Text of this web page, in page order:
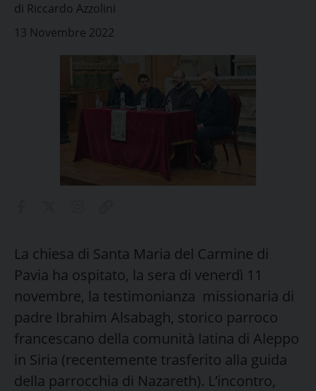
di Riccardo Azzolini
13 Novembre 2022
La chiesa di Santa Maria del Carmine di
Pavia ha ospitato, la sera di venerdì 11
novembre, la testimonianza missionaria di
padre Ibrahim Alsabagh, storico parroco
francescano della comunità latina di Aleppo
in Siria (recentemente trasferito alla guida
della parrocchia di Nazareth). L’incontro,